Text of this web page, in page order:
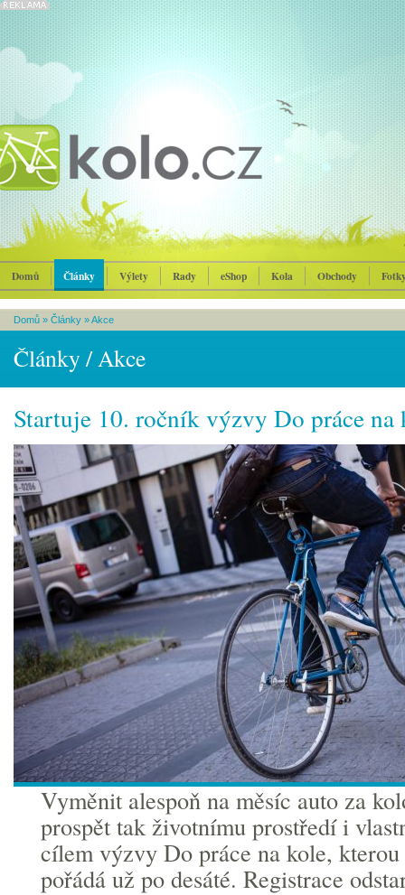
Domů Články Výlety Rady eShop Kola Obchody
Domů » Články »Akce
Články / Akce
Startuje 10. ročník výzvy Do práce na
Vyměnit alespoň na měsíc auto za
prospět tak životnímu prostředí i
cílem výzvy Do práce na kole,
pořádá už po desáté. Registrace